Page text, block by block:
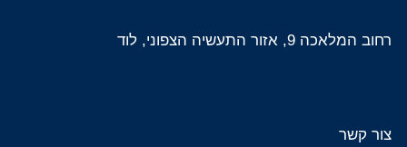
רחוב המלאכה 9, אזור התעשיה הצפוני, לוד
צור קשר